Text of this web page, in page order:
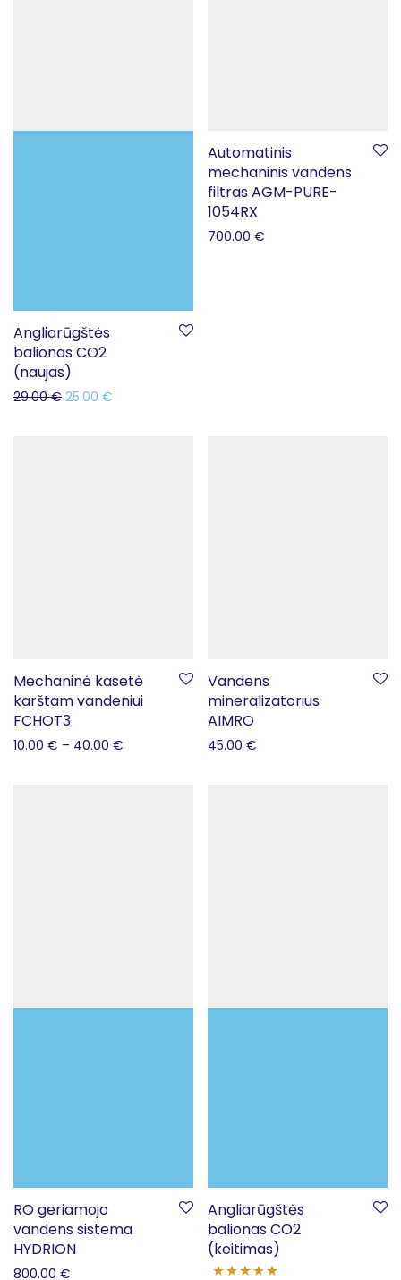
Angliarūgštės
balionas CO2
(naujas)
29.00€ 25.00 €
Automatinis
mechaninis vandens
filtras AGM-PURE-
1054RX
700.00 €
Mechaninė kasetė
karštam vandeniui
FCHOT3
10.00 € – 40.00 €
Vandens
mineralizatorius
AIMRO
45.00 €
RO geriamojo
vandens sistema
HYDRION
800.00 €
Angliarūgštės
balionas CO2
(keitimas)